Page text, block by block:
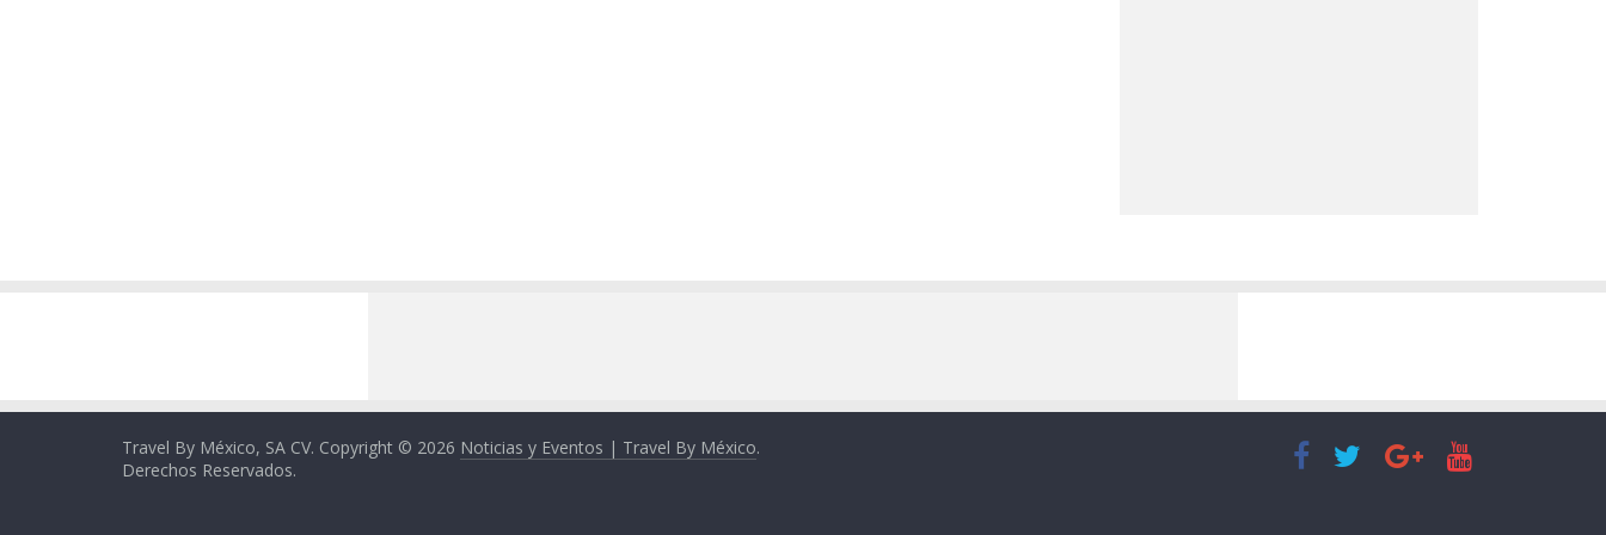
Travel By México, SA CV. Copyright © 2026 Noticias y Eventos | Travel By México.
Derechos Reservados.